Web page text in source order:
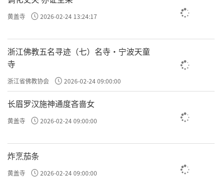
黄盖寺 2026-02-24 13:24:17
浙江佛教五名寻迹（七）名寺·宁波天童
寺
浙江省佛教协会 2026-02-24 09:00:00
长眉罗汉施神通度吝啬女
黄盖寺 2026-02-24 09:00:00
炸烹茄条
黄盖寺 2026-02-24 09:00:00